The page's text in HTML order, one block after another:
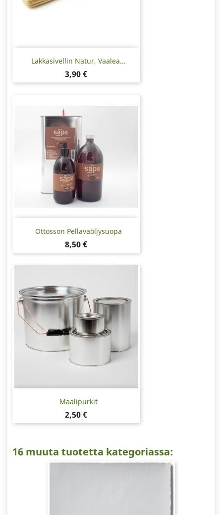
Lakkasivellin Natur, Vaalea...
Hinta
3,90 €
Ottosson Pellavaöljysuopa
Hinta
8,50 €
Maalipurkit
Hinta
2,50 €
16 muuta tuotetta kategoriassa: